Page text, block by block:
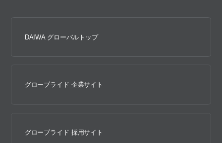
DAIWA グローバルトップ
グローブライド 企業サイト
グローブライド 採用サイト